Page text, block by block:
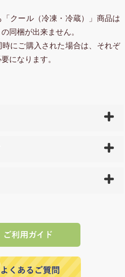
クール（冷凍・冷蔵）」商品は
同梱が出来ません。
にご購入された場合は、それぞ
になります。
付後）、 長崎県下全域に点在
品の送料は、こちらの
全国送
客様の元へ直送いたしますの
料が必要になります。
どで不都合が生じている場合
。）
ませんが、当協会までご注文
入金を確認した後で、商品を
「PayPay」「楽天ペイ」を指
来次第の便にてお送りいたし